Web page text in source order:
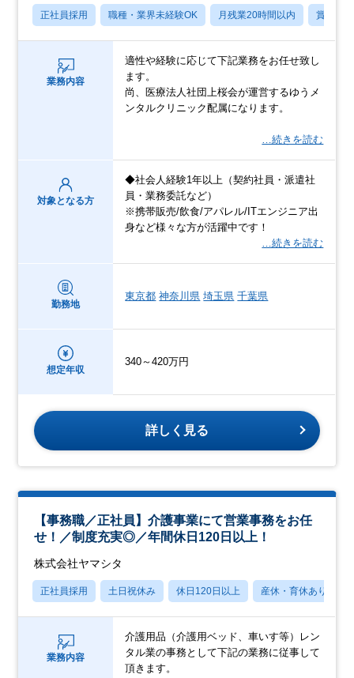
正社員採用 職種・業界未経験OK 月残業20時間以内 賞与あり
業務内容
適性や経験に応じて下記業務をお任せ致し
ます。
尚、医療法人社団上桜会が運営するゆうメ
ンタルクリニック配属になります。
…続きを読む
対象となる方
◆社会人経験1年以上（契約社員・派遣社
員・業務委託など）
※携帯販売/飲食/アパレル/ITエンジニア出
身など様々な方が活躍中です！
…続きを読む
勤務地
東京都 神奈川県 埼玉県 千葉県
想定年収
340～420万円
詳しく見る
【事務職／正社員】介護事業にて営業事務をお任
せ！／制度充実◎／年間休日120日以上！
株式会社ヤマシタ
正社員採用 土日祝休み 休日120日以上 産休・育休あり
業務内容
介護用品（介護用ベッド、車いす等）レン
タル業の事務として下記の業務に従事して
頂きます。